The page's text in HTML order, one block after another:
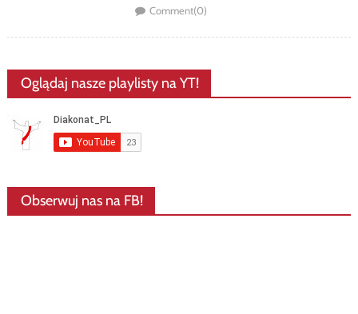
Comment(0)
Oglądaj nasze playlisty na YT!
Obserwuj nas na FB!